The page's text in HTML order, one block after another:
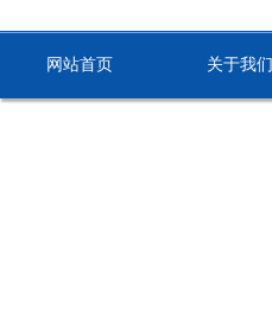
网站首页 关于我们